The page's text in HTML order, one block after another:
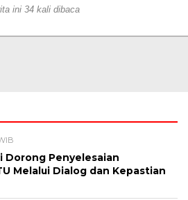
ini 34 kali dibaca
Dorong Penyelesaian
Melalui Dialog dan Kepastian